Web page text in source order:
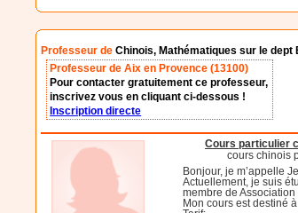
Professeur deChinois, Mathématiques sur le dept
Professeur de Aix en Provence (13100)
Pour contacter gratuitement ce professeur,
inscrivez vous en cliquant ci-dessous !
Inscription directe
Cours particulier
cours chinois
Bonjour, je m’appelle
Actuellement, je suis
membre de
Mon cours est destiné